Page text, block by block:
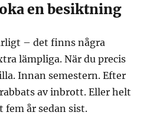
en besiktning
– det finns några
lämpliga. När du precis
Innan semestern. Efter
av inbrott. Eller helt
år sedan sist.